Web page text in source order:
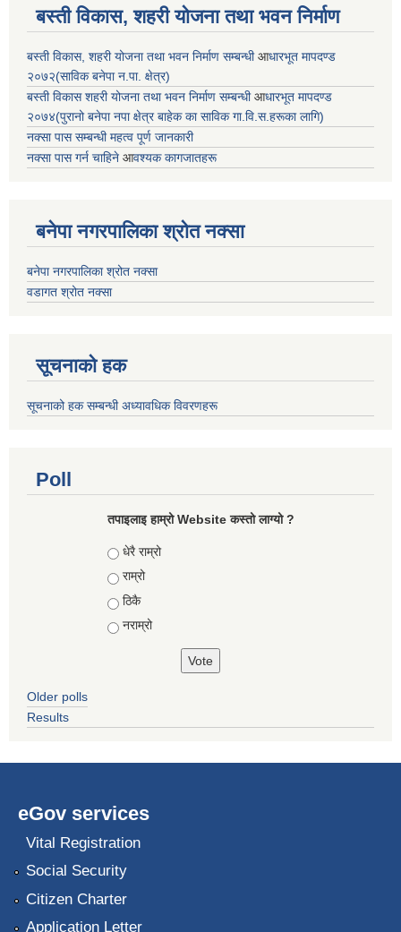
बस्ती विकास, शहरी योजना तथा भवन निर्माण
बस्ती विकास, शहरी योजना तथा भवन निर्माण सम्बन्धीआधारभूत मापदण्ड
२०७२(साविक बनेपा न.पा. क्षेत्र)
बस्ती विकास शहरी योजना तथा भवन निर्माण सम्बन्धीआधारभूत मापदण्ड
२०७४(पुरानो बनेपा नपा क्षेत्र बाहेक का साविक गा.वि.स.हरूका लागि)
नक्सा पास सम्बन्धी महत्व पूर्ण जानकारी
नक्सा पास गर्न चाहिने आवश्यक कागजातहरू
बनेपा नगरपालिका श्रोत नक्सा
बनेपा नगरपालिका श्रोत नक्सा
वडागत श्रोत नक्सा
सूचनाको हक
सूचनाको हक सम्बन्धी अध्यावधिक विवरणहरू
Poll
तपाइलाइ हाम्रो Website कस्तो लाग्यो ?
Choices
धेरै राम्रो
राम्रो
ठिकै
नराम्रो
Older polls
Results
eGov services
Vital Registration
Social Security
Citizen Charter
Application Letter